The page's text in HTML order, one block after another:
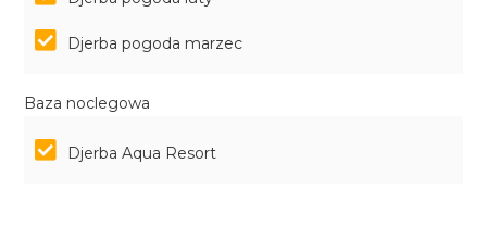
Djerba pogoda marzec
Baza noclegowa
Djerba Aqua Resort